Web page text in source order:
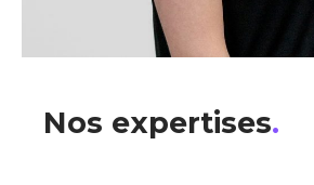
Nos expertises.